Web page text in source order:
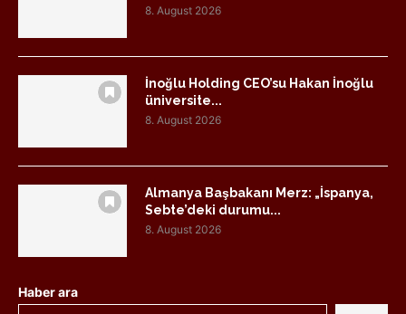
8. August 2026
İnoğlu Holding CEO’su Hakan İnoğlu
üniversite...
8. August 2026
Almanya Başbakanı Merz: „İspanya,
Sebte’deki durumu...
8. August 2026
Haber ara